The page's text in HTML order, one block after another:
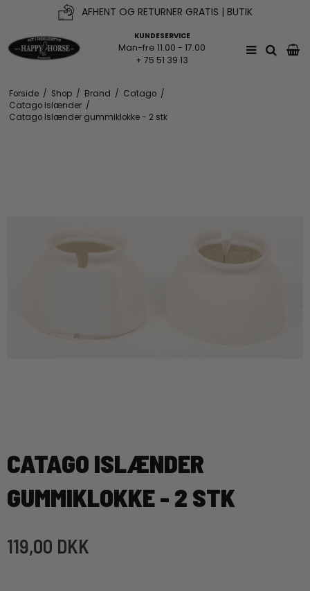
AFHENT OG RETURNER GRATIS | BUTIK
KUNDESERVICE
Man-fre 11.00 - 17.00
+ 75 51 39 13
Forside / Shop / Brand / Catago /
Catago Islænder /
Catago Islænder gummiklokke - 2 stk
CATAGO ISLÆNDER
GUMMIKLOKKE - 2 STK
119,00 DKK